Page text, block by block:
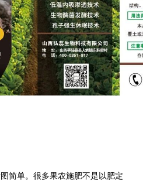
简单。 很多果农施肥不是以肥定